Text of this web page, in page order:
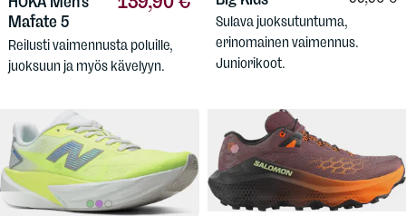
Mafate 5
Reilusti vaimennusta poluille,
juoksuun ja myös kävelyyn.
Sulava juoksutuntuma,
erinomainen vaimennus.
Juniorikoot.